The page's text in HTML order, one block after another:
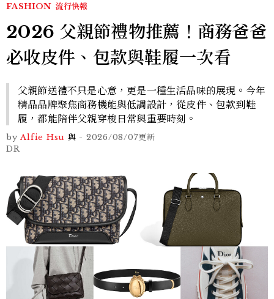
FASHION 流行快報
2026 父親節禮物推薦！商務爸爸
必收皮件、包款與鞋履一次看
父親節送禮不只是心意，更是一種生活品味的展現。今年
精品品牌聚焦商務機能與低調設計，從皮件、包款到鞋
履，都能陪伴父親穿梭日常與重要時刻。
by Alfie Hsu 與 - 2026/08/07更新
DR